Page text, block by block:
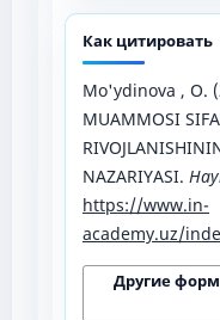
Как цитировать
Mo'ydinova , O.
MUAMMOSI
NAZARIYASI.
https://www.in-
academy.uz/
Другие